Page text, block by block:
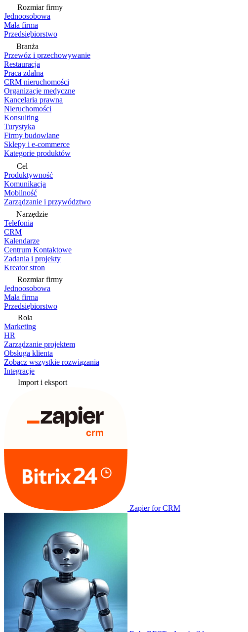
Rozmiar firmy
Jednoosobowa
Mała firma
Przedsiębiorstwo
Branża
Przewóz i przechowywanie
Restauracja
Praca zdalna
CRM nieruchomości
Organizacje medyczne
Kancelaria prawna
Nieruchomości
Konsulting
Turystyka
Firmy budowlane
Sklepy i e-commerce
Kategorie produktów
Cel
Produktywność
Komunikacja
Mobilność
Zarządzanie i przywództwo
Narzędzie
Telefonia
CRM
Kalendarze
Centrum Kontaktowe
Zadania i projekty
Kreator stron
Rozmiar firmy
Jednoosobowa
Mała firma
Przedsiębiorstwo
Rola
Marketing
HR
Zarządzanie projektem
Obsługa klienta
Zobacz wszystkie rozwiązania
Integracje
Import i eksport
Zapier for CRM